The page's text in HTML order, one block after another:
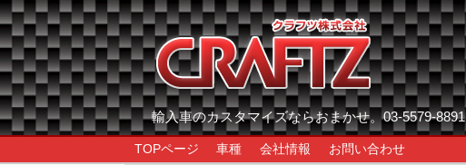
輸入車のカスタマイズならおまかせ。03-5579-8891
TOPページ 車種 会社情報 お問い合わせ